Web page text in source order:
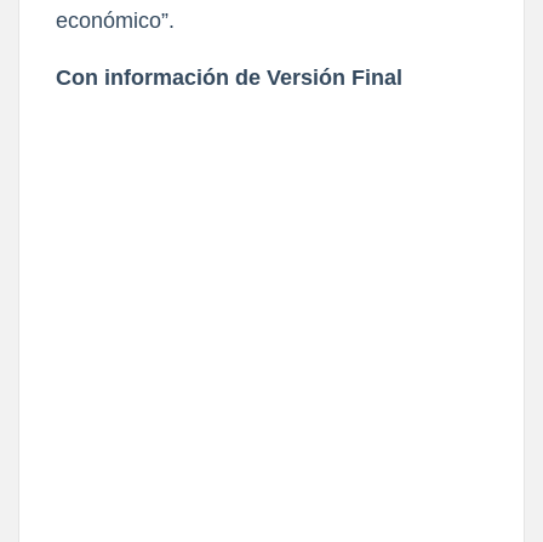
económico”.
Con información de Versión Final